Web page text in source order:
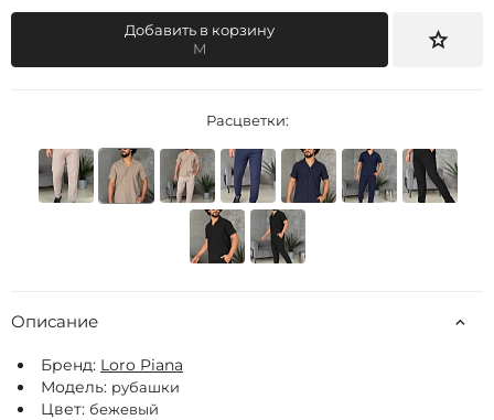
Добавить в корзину
M
Расцветки:
Описание
Бренд: Loro Piana
Модель: рубашки
Цвет: бежевый